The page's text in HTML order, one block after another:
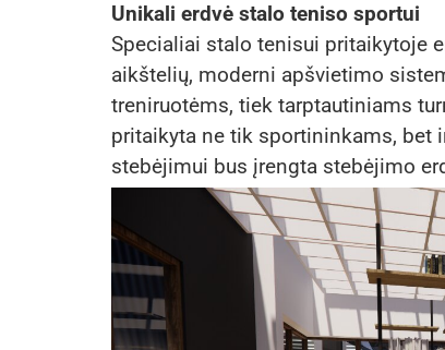
Unikali erdvė stalo teniso sportui
Specialiai stalo tenisui pritaikytoje
aikštelių, moderni apšvietimo
treniruotėms, tiek tarptautiniams
pritaikyta ne tik sportininkams, bet
stebėjimui bus įrengta stebėjimo